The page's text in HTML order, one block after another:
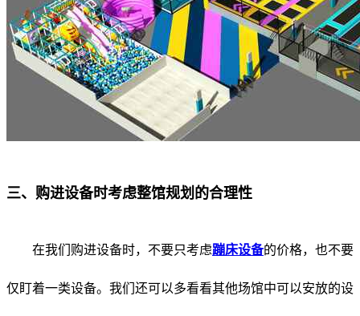
三、购进设备时考虑整馆规划的合理性
在我们购进设备时，不要只考虑蹦床设备的价格，也不要
仅盯着一类设备。我们还可以多看看其他场馆中可以安放的设